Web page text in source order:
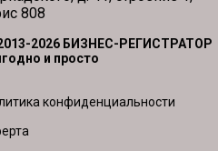
808
2026 БИЗНЕС-РЕГИСТРАТОР
и просто
конфиденциальности